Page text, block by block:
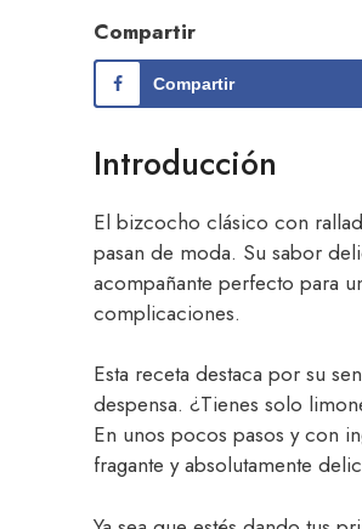
Compartir
Compartir
Introducción
El bizcocho clásico con
pasan de moda. Su sabor
acompañante perfecto para
complicaciones.
Esta receta destaca por su
despensa. ¿Tienes solo
En unos pocos pasos y con
fragante y absolutamente